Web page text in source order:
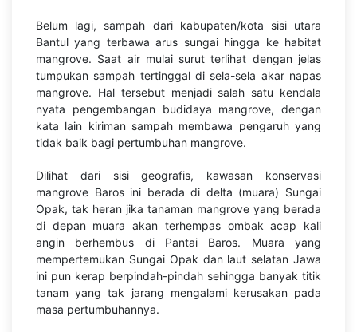
Belum lagi, sampah dari kabupaten/kota sisi utara
Bantul yang terbawa arus sungai hingga ke habitat
mangrove. Saat air mulai surut terlihat dengan jelas
tumpukan sampah tertinggal di sela-sela akar napas
mangrove. Hal tersebut menjadi salah satu kendala
nyata pengembangan budidaya mangrove, dengan
kata lain kiriman sampah membawa pengaruh yang
tidak baik bagi pertumbuhan mangrove.
Dilihat dari sisi geografis, kawasan konservasi
mangrove Baros ini berada di delta (muara) Sungai
Opak, tak heran jika tanaman mangrove yang berada
di depan muara akan terhempas ombak acap kali
angin berhembus di Pantai Baros. Muara yang
mempertemukan Sungai Opak dan laut selatan Jawa
ini pun kerap berpindah-pindah sehingga banyak titik
tanam yang tak jarang mengalami kerusakan pada
masa pertumbuhannya.